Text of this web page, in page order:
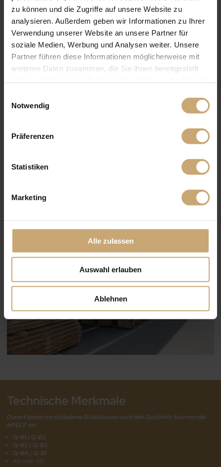
zu können und die Zugriffe auf unsere Website zu
analysieren. Außerdem geben wir Informationen zu Ihrer
Verwendung unserer Website an unsere Partner für
soziale Medien, Werbung und Analysen weiter. Unsere
Partner führen diese Informationen möglicherweise mit
weiteren Daten zusammen, die Sie ihnen bereitgestellt
Notwendig
Präferenzen
Statistiken
Marketing
Alle zulassen
Auswahl erlauben
Ablehnen
Technische Merkmale
Ducerf bietet verschiedene Güteklassen nach den Zuschnitt-Normen der
APECF an:
Q-B1 / Q-B2
Q-B2 / Q-B3
Q-BA / Q-B1
AD oder KD